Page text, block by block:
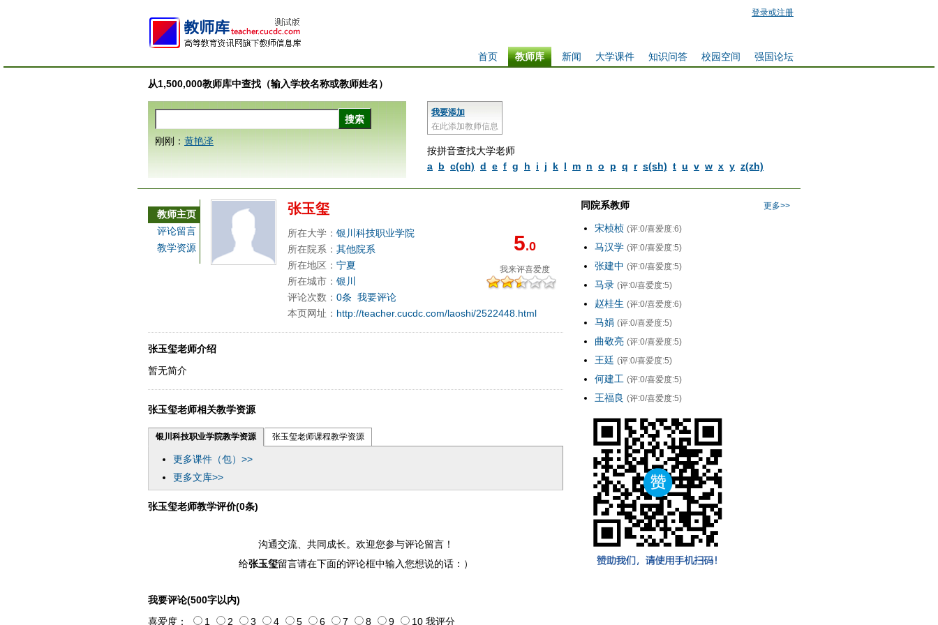
登录或注册
强国论坛
校园空间
知识问答
大学课件
新闻
教师库
首页
从1,500,000教师库中查找（输入学校名称或教师姓名）
我要添加
在此添加教师信息
按拼音查找大学老师
a b c(ch) d e f g h i j k l m n o p q r s(sh) t u v w x y z(zh)
刚刚： 黄艳泽
教师主页
评论留言
教学资源
张玉玺
5.0
我来评喜爱度
所在大学： 银川科技职业学院
所在院系： 其他院系
所在地区： 宁夏
所在城市： 银川
评论次数： 0条 我要评论
本页网址： http://teacher.cucdc.com/laoshi/2522448.html
张玉玺老师介绍
暂无简介
张玉玺老师相关教学资源
银川科技职业学院教学资源 张玉玺老师课程教学资源
更多课件（包）>>
更多文库>>
张玉玺老师教学评价(0条)
沟通交流、共同成长。欢迎您参与评论留言！
给张玉玺留言请在下面的评论框中输入您想说的话：）
我要评论(500字以内)
喜爱度：
1 2 3 4 5 6 7 8 9 10 我评分
更多>>
同院系教师
宋桢桢 (评:0/喜爱度:6)
马汉学 (评:0/喜爱度:5)
张建中 (评:0/喜爱度:5)
马录 (评:0/喜爱度:5)
赵桂生 (评:0/喜爱度:6)
马娟 (评:0/喜爱度:5)
曲敬亮 (评:0/喜爱度:5)
王廷 (评:0/喜爱度:5)
何建工 (评:0/喜爱度:5)
王福良 (评:0/喜爱度:5)